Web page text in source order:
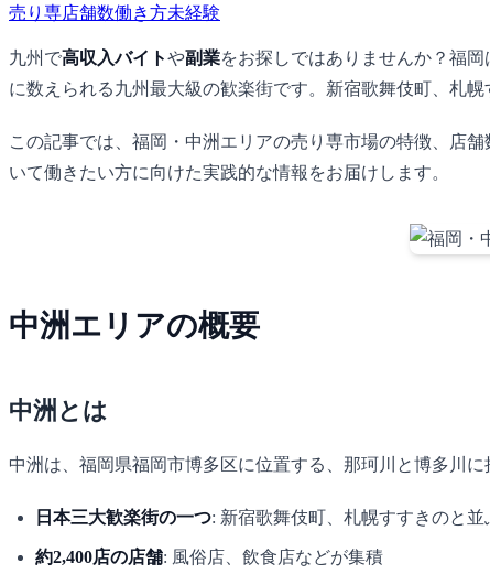
売り専店舗数働き方未経験
九州で高収入バイトや副業をお探しではありませんか？福
に数えられる九州最大級の歓楽街です。新宿歌舞伎町、札
この記事では、福岡・中洲エリアの売り専市場の特徴、店
いて働きたい方に向けた実践的な情報をお届けします。
中洲エリアの概要
中洲とは
中洲は、福岡県福岡市博多区に位置する、那珂川と博多川に
日本三大歓楽街の一つ: 新宿歌舞伎町、札幌すすきのと並
約2,400店の店舗: 風俗店、飲食店などが集積